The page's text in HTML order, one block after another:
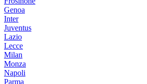
Genoa
Inter
Juventus
Lazio
Lecce
Milan
Monza
Napoli
Parma